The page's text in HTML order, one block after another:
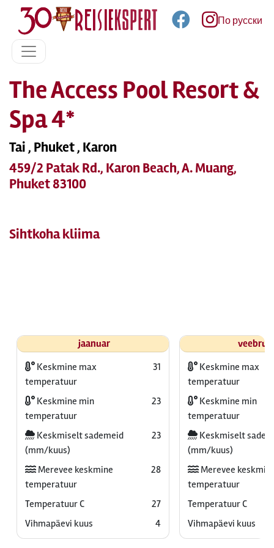
По русски
The Access Pool Resort &
Spa 4*
Tai , Phuket , Karon
459/2 Patak Rd., Karon Beach, A. Muang,
Phuket 83100
Sihtkoha kliima
jaanuar
Keskmine max
temperatuur
31
Keskmine min
temperatuur
23
Keskmiselt sademeid
(mm/kuus)
23
Merevee keskmine
temperatuur
28
Temperatuur C
27
Vihmapäevi kuus
4
Keskmine max
temperatuur
Keskmine min
temperatuur
Keskmiselt
(mm/kuus)
Merevee
temperatuur
Temperatuur C
Vihmapäevi kuus